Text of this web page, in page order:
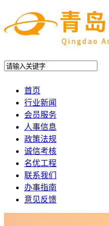
首页
行业新闻
会员服务
人事信息
政策法规
诚信考核
名优工程
联系我们
办事指南
意见反馈